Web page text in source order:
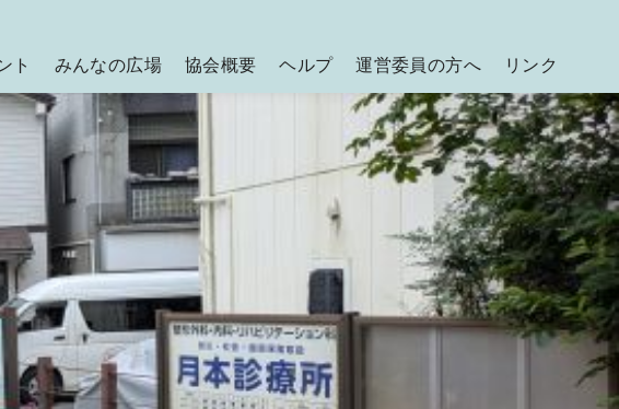
ト みんなの広場 協会概要 ヘルプ 運営委員の方へ リンク